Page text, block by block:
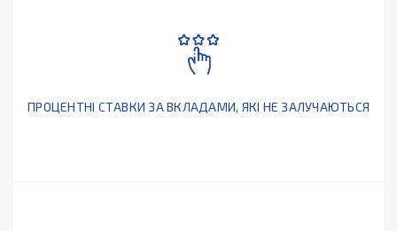
ПРОЦЕНТНІ СТАВКИ ЗА ВКЛАДАМИ, ЯКІ НЕ ЗАЛУЧАЮТЬСЯ